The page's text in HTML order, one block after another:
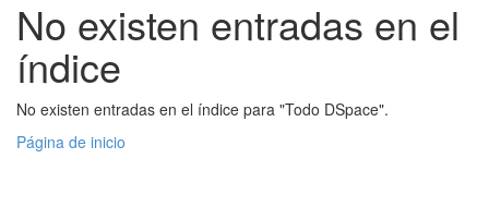
No existen entradas en el
índice
No existen entradas en el índice para "Todo DSpace".
Página de inicio